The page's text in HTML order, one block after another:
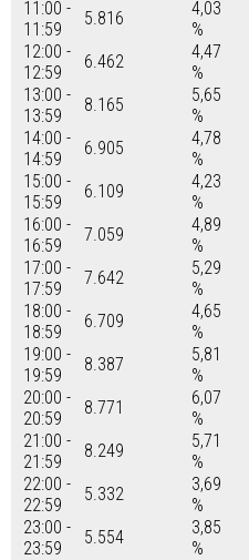
11:00 -
11:59
5.816
4,03
%
12:00 -
12:59
6.462
4,47
%
13:00 -
13:59
8.165
5,65
%
14:00 -
14:59
6.905
4,78
%
15:00 -
15:59
6.109
4,23
%
16:00 -
16:59
7.059
4,89
%
17:00 -
17:59
7.642
5,29
%
18:00 -
18:59
6.709
4,65
%
19:00 -
19:59
8.387
5,81
%
20:00 -
20:59
8.771
6,07
%
21:00 -
21:59
8.249
5,71
%
22:00 -
22:59
5.332
3,69
%
23:00 -
23:59
5.554
3,85
%